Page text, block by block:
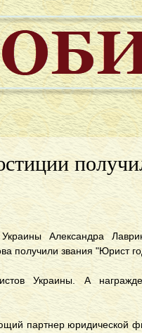
Александра
получили звания "Юрист
Украины. А
партнер юридической